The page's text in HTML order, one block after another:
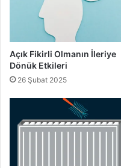
Açık Fikirli Olmanın İleriye
Dönük Etkileri
26 Şubat 2025